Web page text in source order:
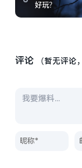
好玩？
评论 （暂无评论，